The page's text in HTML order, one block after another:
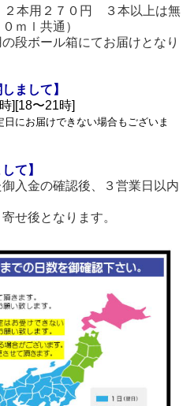
本用２７０円 ３本以上は無
ｍｌ共通）
段ボール箱にてお届けとなり
まして】
][18〜21時]
にお届けできない場合もございま
て】
入金の確認後、３営業日以内
せ後となります。